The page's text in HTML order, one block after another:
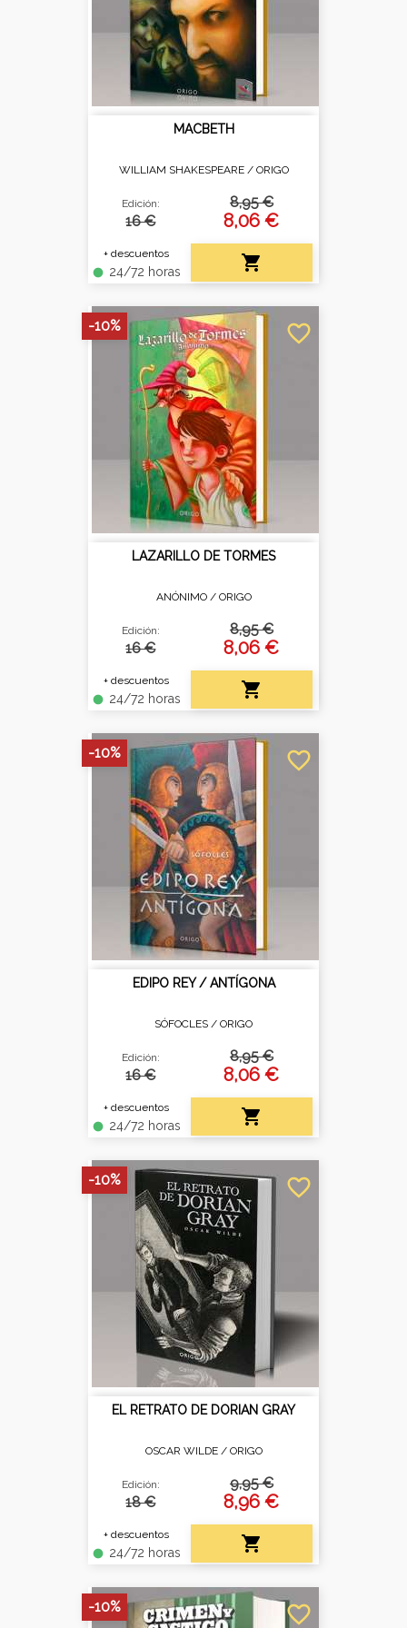
MACBETH
WILLIAM SHAKESPEARE / ORIGO
Edición:
16 €
+ descuentos
fiber_manual_record 24/72 horas
8,95 €
8,06 €

LAZARILLO DE TORMES
ANÓNIMO / ORIGO
Edición:
16 €
+ descuentos
fiber_manual_record 24/72 horas
8,95 €
8,06 €

favorite_border
-10%
EDIPO REY / ANTÍGONA
SÓFOCLES / ORIGO
Edición:
16 €
+ descuentos
fiber_manual_record 24/72 horas
8,95 €
8,06 €

favorite_border
-10%
EL RETRATO DE DORIAN GRAY
OSCAR WILDE / ORIGO
Edición:
18 €
+ descuentos
fiber_manual_record 24/72 horas
9,95 €
8,96 €

favorite_border
-10%
favorite_border
-10%